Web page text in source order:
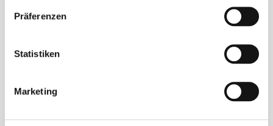
Präferenzen
Statistiken
Marketing
Zero Himbeersirup 355 g
20%
Oatmeal - Vollkornhafer 500